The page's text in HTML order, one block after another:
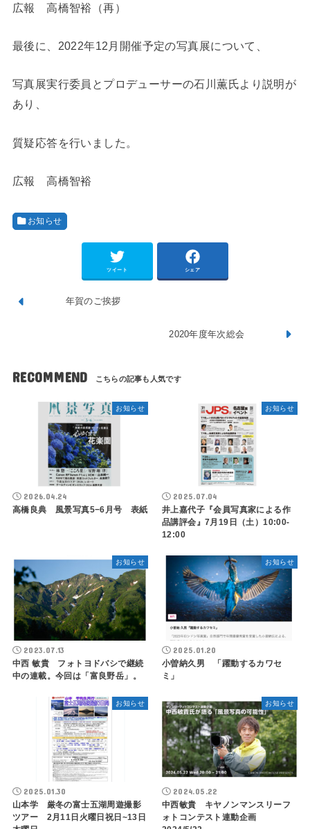
広報 高橋智裕（再）
最後に、2022年12月開催予定の写真展について、
写真展実行委員とプロデューサーの石川薫氏より説明が
あり、
質疑応答を行いました。
広報 高橋智裕
お知らせ
ツイート シェア
年賀のご挨拶
2020年度年次総会
RECOMMEND
お知らせ
2026.04.24
高橋良典 風景写真5−6月号 表紙
お知らせ
2025.07.04
井上嘉代子『会員写真家による作
品講評会』7月19日（土）10:00-
12:00
お知らせ
2023.07.13
中西 敏貴 フォトヨドバシで継続
中の連載。今回は「富良野岳」。
お知らせ
2025.01.20
小曽納久男 「躍動するカワセ
ミ」
お知らせ
2025.01.30
山本学 厳冬の富士五湖周遊撮影
ツアー 2月11日火曜日祝日~13日
お知らせ
2024.05.22
中西敏貴 キヤノンマンスリーフ
ォトコンテスト連動企画